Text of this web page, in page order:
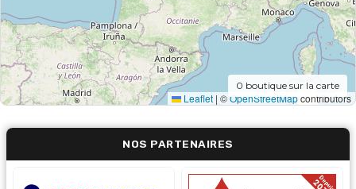
Leaflet | ©OpenStreetMapcontributors
0 boutique sur la carte
NOS PARTENAIRES